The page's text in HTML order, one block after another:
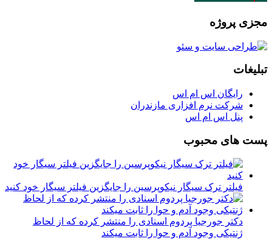
مجزی پروژه
تبلیغات
رایگان اس ام اس
شرکت نرم افزاری مازندران
پنل اس ام اس
پست های محبوب
فیلتر ترک سیگار نیکوپرسین را جایگزین فیلتر سیگار خود کنید
دکتر جورجیا پردوم اسنادی را منتشر کرده که از لحاظ
ژنتیکی وجود آدم و حوا را ثابت میکند